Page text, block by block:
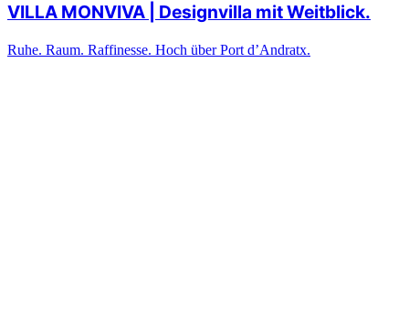
VILLA MONVIVA | Designvilla mit Weitblick.
Ruhe. Raum. Raffinesse. Hoch über Port d’Andratx.